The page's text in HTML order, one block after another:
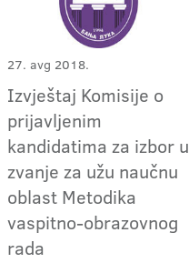
27. avg 2018.
Izvještaj Komisije o
prijavljenim
kandidatima za izbor u
zvanje za užu naučnu
oblast Metodika
vaspitno-obrazovnog
rada